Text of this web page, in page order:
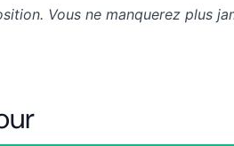
Vous ne manquerez plus